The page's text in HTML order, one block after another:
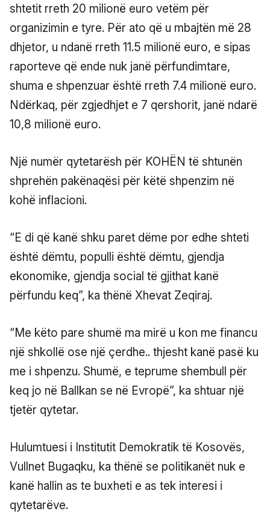
shtetit rreth 20 milionë euro vetëm për
organizimin e tyre. Për ato që u mbajtën më 28
dhjetor, u ndanë rreth 11.5 milionë euro, e sipas
raporteve që ende nuk janë përfundimtare,
shuma e shpenzuar është rreth 7.4 milionë euro.
Ndërkaq, për zgjedhjet e 7 qershorit, janë ndarë
10,8 milionë euro.
Një numër qytetarësh për KOHËN të shtunën
shprehën pakënaqësi për këtë shpenzim në
kohë inflacioni.
“E di që kanë shku paret dëme por edhe shteti
është dëmtu, populli është dëmtu, gjendja
ekonomike, gjendja social të gjithat kanë
përfundu keq”, ka thënë Xhevat Zeqiraj.
“Me këto pare shumë ma mirë u kon me financu
një shkollë ose një çerdhe.. thjesht kanë pasë ku
me i shpenzu. Shumë, e teprume shembull për
keq jo në Ballkan se në Evropë”, ka shtuar një
tjetër qytetar.
Hulumtuesi i Institutit Demokratik të Kosovës,
Vullnet Bugaqku, ka thënë se politikanët nuk e
kanë hallin as te buxheti e as tek interesi i
qytetarëve.